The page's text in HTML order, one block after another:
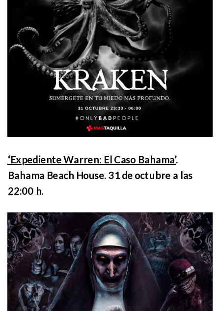
‘Expediente Warren: El Caso Bahama’.
Bahama Beach House. 31 de octubre a las
22:00 h.